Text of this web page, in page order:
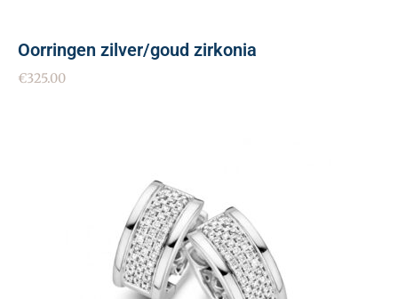
Oorringen zilver/goud zirkonia
€325.00